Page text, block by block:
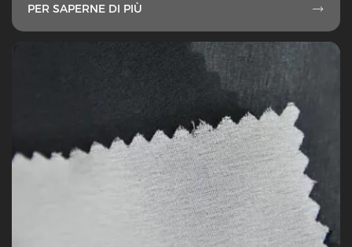
PER SAPERNE DI PIÙ 